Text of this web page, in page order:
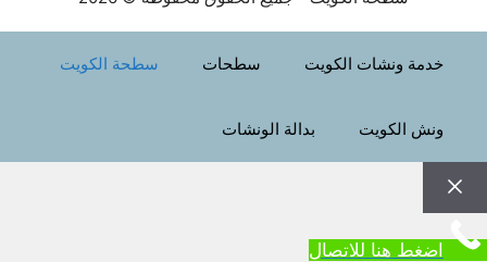
خدمة ونشات الكويت سطحات سطحة الكويت
ونش الكويت بدالة الونشات
إغلاق
اضغط هنا للاتصال